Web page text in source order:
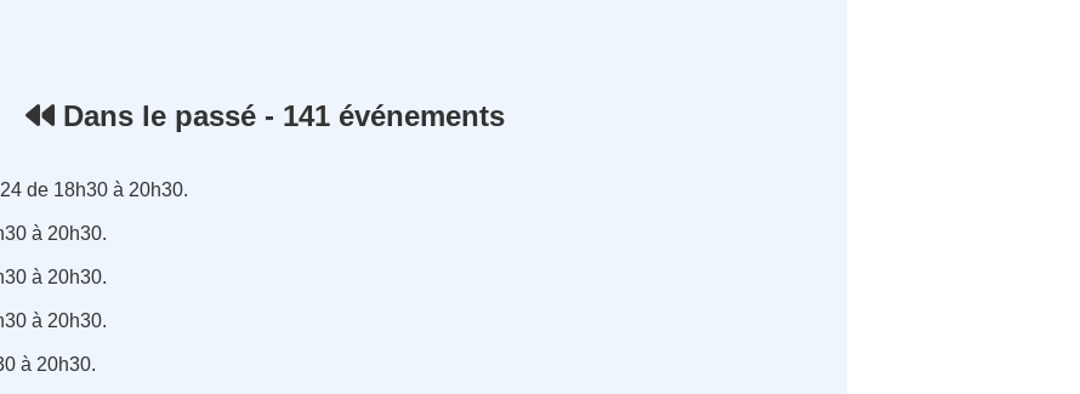
Dans le passé - 141 événements
de 18h30 à 20h30.
à 20h30.
à 20h30.
à 20h30.
à 20h30.